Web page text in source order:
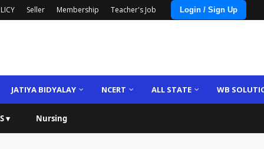
Seller Membership Teacher's Job Login / Sign Up
JATIYA BIDYALAY NCERT ALL STATE WB
▾ Nursing